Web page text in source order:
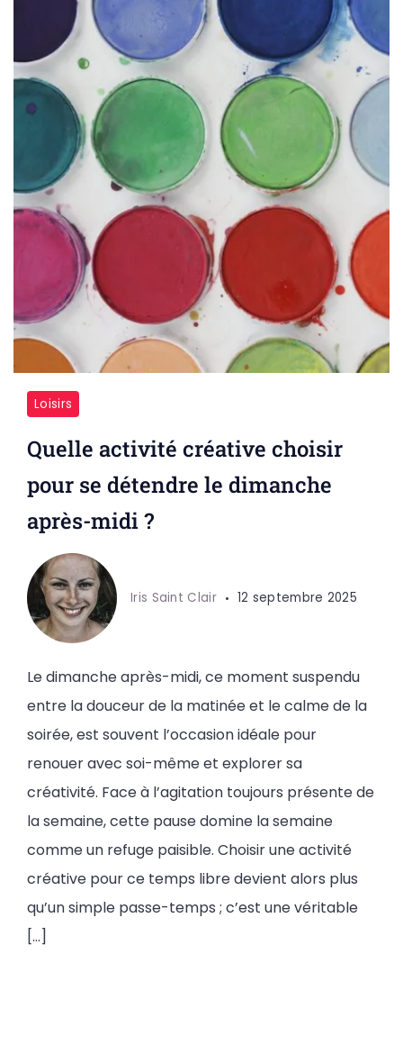
Loisirs
Quelle activité créative choisir
pour se détendre le dimanche
après-midi ?
Iris Saint Clair 12 septembre 2025
Le dimanche après-midi, ce moment suspendu
entre la douceur de la matinée et le calme de la
soirée, est souvent l’occasion idéale pour
renouer avec soi-même et explorer sa
créativité. Face à l’agitation toujours présente de
la semaine, cette pause domine la semaine
comme un refuge paisible. Choisir une activité
créative pour ce temps libre devient alors plus
qu’un simple passe-temps ; c’est une véritable
[…]